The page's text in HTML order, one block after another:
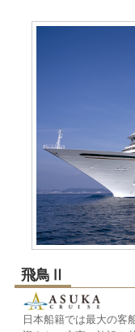
飛鳥Ⅱ
日本船籍では最大の客